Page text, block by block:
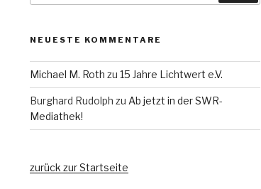
NEUESTE KOMMENTARE
Michael M. Roth zu 15 Jahre Lichtwert e.V.
Burghard Rudolph zu Ab jetzt in der SWR-
Mediathek!
zurück zur Startseite